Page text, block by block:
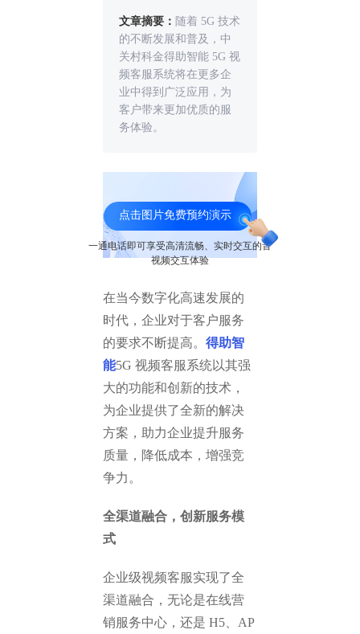
文章摘要： 随着 5G 技术
的不断发展和普及，中
关村科金得助智能 5G 视
频客服系统将在更多企
业中得到广泛应用，为
客户带来更加优质的服
务体验。
5G视频客服
一通电话即可享受高清流畅、实时交互的音
视频交互体验
点击图片免费预约演示
在当今数字化高速发展的
时代，企业对于客户服务
的要求不断提高。得助智
能5G 视频客服系统以其强
大的功能和创新的技术，
为企业提供了全新的解决
方案，助力企业提升服务
质量，降低成本，增强竞
争力。
全渠道融合，创新服务模
式
企业级视频客服实现了全
渠道融合，无论是在线营
销服务中心，还是 H5、AP